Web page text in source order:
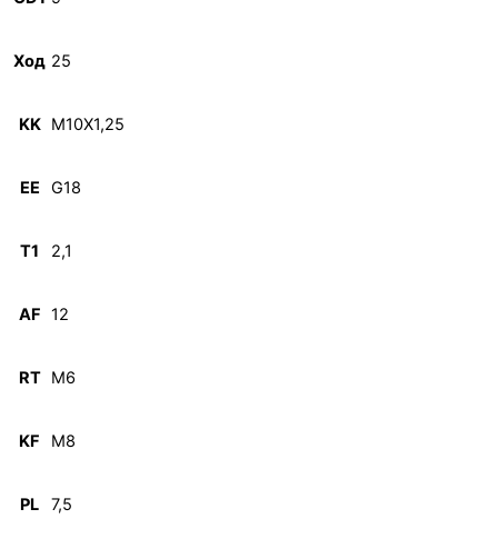
Ход 25
KK M10X1,25
EE G18
T1 2,1
AF 12
RT M6
KF M8
PL 7,5